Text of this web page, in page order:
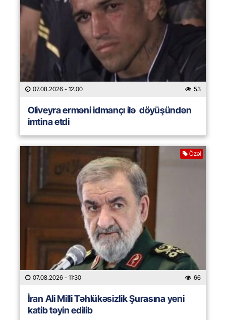
07.08.2026 - 12:00 53
Oliveyra erməni idmançı ilə döyüşündən
imtina etdi
Özəl
07.08.2026 - 11:30 66
İran Ali Milli Təhlükəsizlik Şurasına yeni
katib təyin edilib